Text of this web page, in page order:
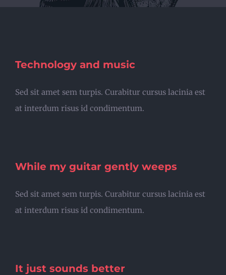
Technology and music
Sed sit amet sem turpis. Curabitur cursus lacinia est
at interdum risus id condimentum.
While my guitar gently weeps
Sed sit amet sem turpis. Curabitur cursus lacinia est
at interdum risus id condimentum.
It just sounds better